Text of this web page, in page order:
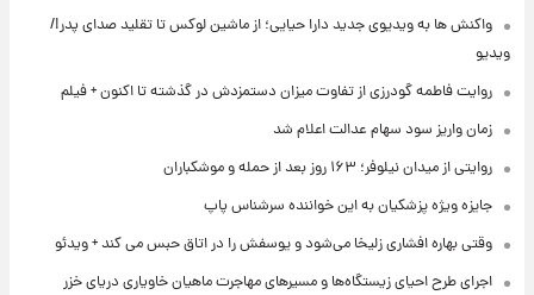
واکنش ها به ویدیوی جدید دارا حیایی؛ از ماشین لوکس تا تقلید صدای پدر!/
ویدیو
روایت فاطمه گودرزی از تفاوت میزان دستمزدش در گذشته تا اکنون + فیلم
زمان واریز سود سهام عدالت اعلام شد
روایتی از میدان نیلوفر؛ ۱۶۳ روز بعد از حمله و موشکباران
جایزه ویژه پزشکیان به این خواننده سرشناس پاپ
وقتی بهاره افشاری زلیخا می‌شود و یوسفش را در اتاق حبس می کند + ویدئو
اجرای طرح احیای زیستگاه‌ها و مسیرهای مهاجرت ماهیان خاویاری دریای خزر